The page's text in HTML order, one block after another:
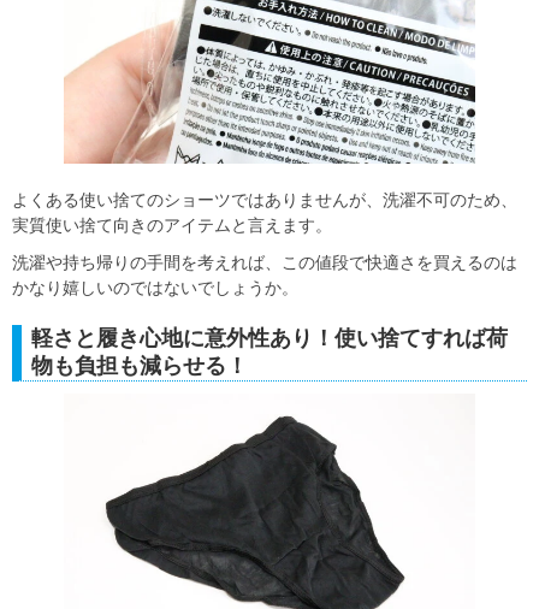
よくある使い捨てのショーツではありませんが、洗濯不可のため、
実質使い捨て向きのアイテムと言えます。
洗濯や持ち帰りの手間を考えれば、この値段で快適さを買えるのは
かなり嬉しいのではないでしょうか。
軽さと履き心地に意外性あり！使い捨てすれば荷
物も負担も減らせる！